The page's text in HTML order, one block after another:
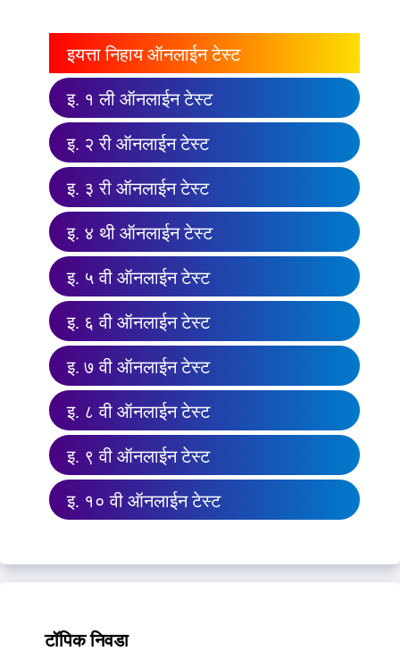
इयत्ता निहाय ऑनलाईन टेस्ट
इ. १ ली ऑनलाईन टेस्ट
इ. २ री ऑनलाईन टेस्ट
इ. ३ री ऑनलाईन टेस्ट
इ. ४ थी ऑनलाईन टेस्ट
इ. ५ वी ऑनलाईन टेस्ट
इ. ६ वी ऑनलाईन टेस्ट
इ. ७ वी ऑनलाईन टेस्ट
इ. ८ वी ऑनलाईन टेस्ट
इ. ९ वी ऑनलाईन टेस्ट
इ. १० वी ऑनलाईन टेस्ट
टॉपिक निवडा